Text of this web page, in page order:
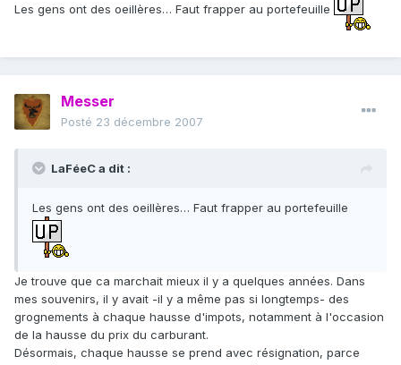
Les gens ont des oeillères… Faut frapper au portefeuille
Messer
Posté 23 décembre 2007
LaFéeC a dit :
Les gens ont des oeillères… Faut frapper au portefeuille
Je trouve que ca marchait mieux il y a quelques années. Dans
mes souvenirs, il y avait -il y a même pas si longtemps- des
grognements à chaque hausse d'impots, notamment à l'occasion
de la hausse du prix du carburant.
Désormais, chaque hausse se prend avec résignation, parce